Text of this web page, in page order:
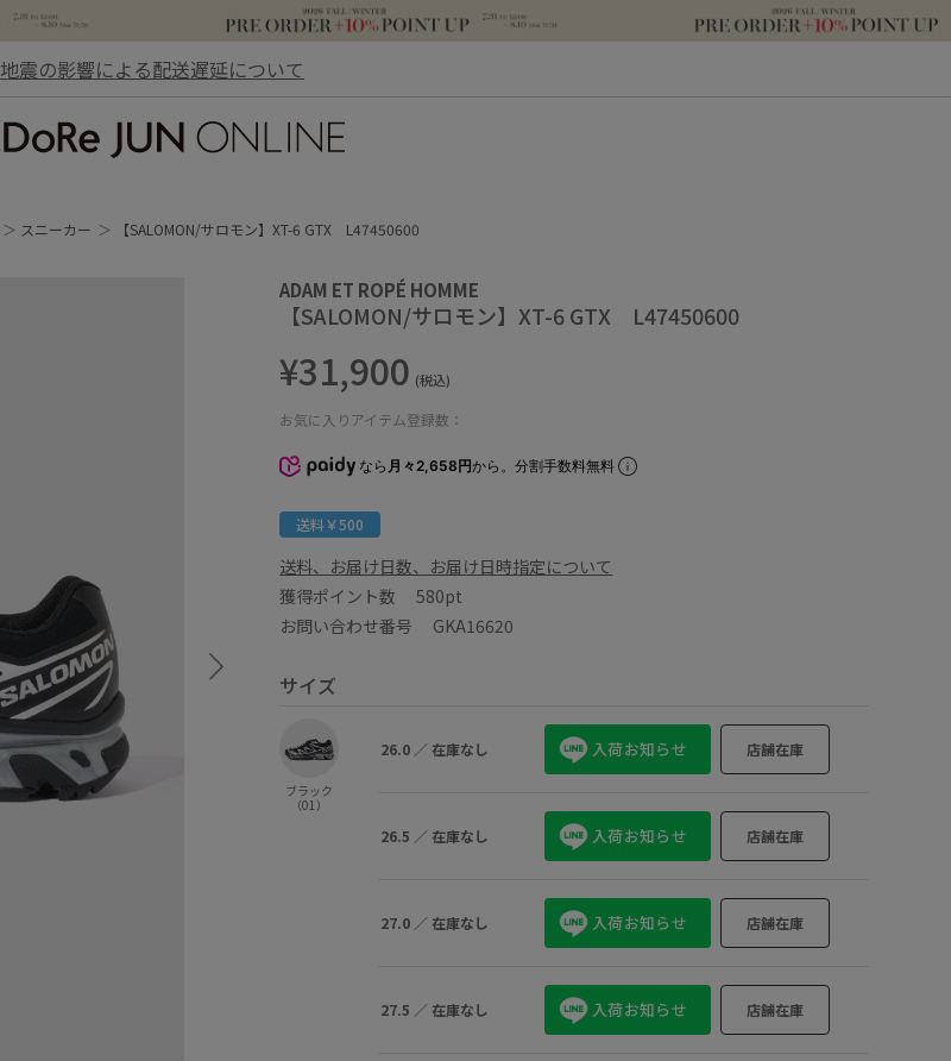
地震の影響による配送遅延について
スニーカー 【SALOMON/サロモン】XT-6 GTX L47450600
ADAM ET ROPÉ HOMME
【SALOMON/サロモン】XT-6 GTX L47450600
¥31,900 (税込)
お気に入りアイテム登録数：
なら 月々2,658円から。分割手数料無料
送料￥500
送料、お届け日数、お届け日時指定について
獲得ポイント数580pt
お問い合わせ番号 GKA16620
サイズ
ブラック
（01）
26.0 ／ 在庫なし 入荷お知らせ 店舗在庫
26.5 ／ 在庫なし 入荷お知らせ 店舗在庫
27.0 ／ 在庫なし 入荷お知らせ 店舗在庫
27.5 ／ 在庫なし 入荷お知らせ 店舗在庫